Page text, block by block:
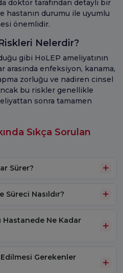
doktor tarafından detaylı bir
hastanın durumu ile uyumlu
önemlidir.
Nelerdir?
gibi HoLEP ameliyatının
arasında enfeksiyon, kanama,
zorluğu ve nadiren cinsel
bu riskler genellikle
sonra tamamen
Sıkça Sorulan
Sürer?
Süreci Nasıldır?
Hastanede Ne Kadar
Gerekenler